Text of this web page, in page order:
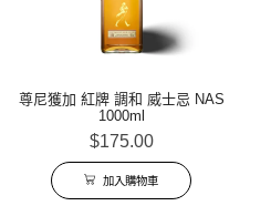
尊尼獲加 紅牌 調和 威士忌 NAS
1000ml
$175.00
加入購物車